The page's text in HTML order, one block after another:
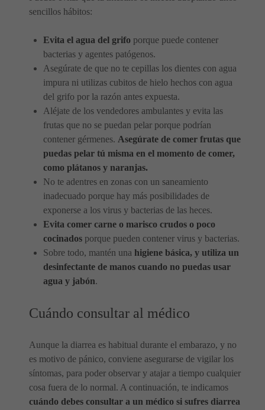
sencillos hábitos:
Evita el agua del grifo porque puede contener
bacterias y agentes patógenos.
Asegúrate de que no te cepillas los dientes con agua
impura ni utilizas cubitos de hielo hechos con agua
del grifo por la razón antes expuesta.
Aléjate de los vendedores ambulantes y evita las
frutas que no se puedan pelar porque podrían
contener gérmenes. Asegúrate de comer frutas que
puedas pelar tú misma en el momento de comer,
como plátanos y naranjas.
No te adentres en zonas con un saneamiento
inadecuado porque hay más posibilidades de
exponerse a los virus y bacterias de las heces.
Evita comer carne o marisco crudos o poco
cocinados porque pueden contener virus y bacterias.
Sobre todo, mantén una higiene básica, y utiliza un
desinfectante de manos cuando no puedas usar
agua y jabón.
Cuándo consultar al médico
Aunque la diarrea es habitual durante el embarazo, y no
es motivo de pánico, conviene asegurarse de vigilar los
síntomas, para poder observar y atajar a tiempo cualquier
cosa fuera de lo normal. A continuación, te indicamos
cuándo debes consultar a un médico si sufres diarrea